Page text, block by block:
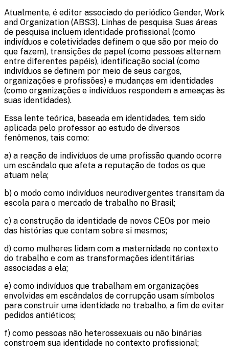
Atualmente, é editor associado do periódico Gender, Work
and Organization (ABS3). Linhas de pesquisa Suas áreas
de pesquisa incluem identidade profissional (como
indivíduos e coletividades definem o que são por meio do
que fazem), transições de papel (como pessoas alternam
entre diferentes papéis), identificação social (como
indivíduos se definem por meio de seus cargos,
organizações e profissões) e mudanças em identidades
(como organizações e indivíduos respondem a ameaças às
suas identidades).
Essa lente teórica, baseada em identidades, tem sido
aplicada pelo professor ao estudo de diversos
fenômenos, tais como:
a) a reação de indivíduos de uma profissão quando ocorre
um escândalo que afeta a reputação de todos os que
atuam nela;
b) o modo como indivíduos neurodivergentes transitam da
escola para o mercado de trabalho no Brasil;
c) a construção da identidade de novos CEOs por meio
das histórias que contam sobre si mesmos;
d) como mulheres lidam com a maternidade no contexto
do trabalho e com as transformações identitárias
associadas a ela;
e) como indivíduos que trabalham em organizações
envolvidas em escândalos de corrupção usam símbolos
para construir uma identidade no trabalho, a fim de evitar
pedidos antiéticos;
f) como pessoas não heterossexuais ou não binárias
constroem sua identidade no contexto profissional;